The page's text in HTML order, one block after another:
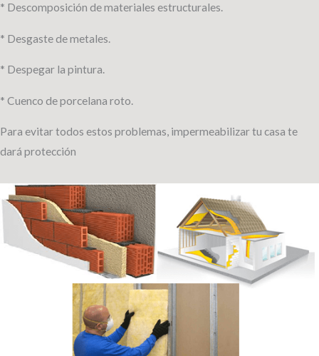
* Descomposición de materiales estructurales.
* Desgaste de metales.
* Despegar la pintura.
* Cuenco de porcelana roto.
Para evitar todos estos problemas, impermeabilizar tu casa te
dará protección